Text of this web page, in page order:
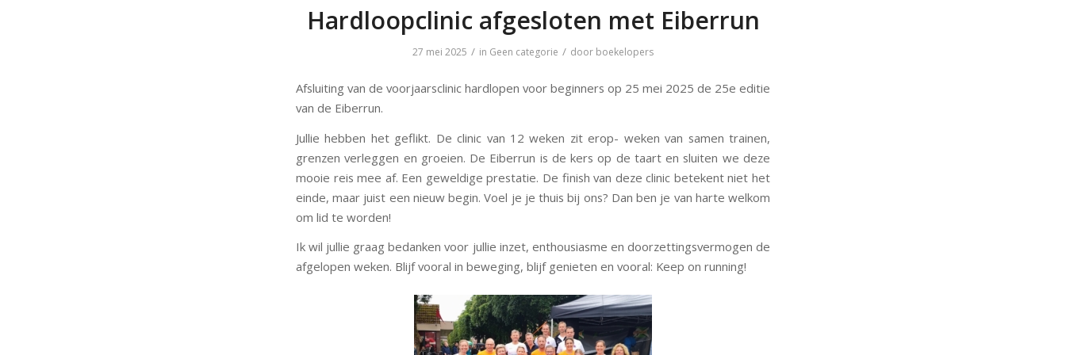
Hardloopclinic afgesloten met Eiberrun
27 mei 2025 / in Geen categorie / door boekelopers
Afsluiting van de voorjaarsclinic hardlopen voor beginners op 25 mei 2025 de 25e editie
van de Eiberrun.
Jullie hebben het geflikt. De clinic van 12 weken zit erop- weken van samen trainen,
grenzen verleggen en groeien. De Eiberrun is de kers op de taart en sluiten we deze
mooie reis mee af. Een geweldige prestatie. De finish van deze clinic betekent niet het
einde, maar juist een nieuw begin. Voel je je thuis bij ons? Dan ben je van harte welkom
om lid te worden!
Ik wil jullie graag bedanken voor jullie inzet, enthousiasme en doorzettingsvermogen de
afgelopen weken. Blijf vooral in beweging, blijf genieten en vooral: Keep on running!